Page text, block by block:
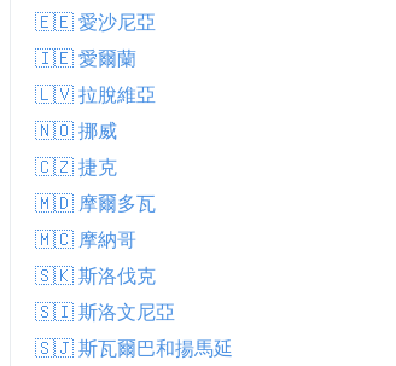
週四 6. 8月
🇪🇪 愛沙尼亞
🇮🇪 愛爾蘭
🇱🇻 拉脫維亞
🇳🇴 挪威
🇨🇿 捷克
🇲🇩 摩爾多瓦
🇲🇨 摩納哥
🇸🇰 斯洛伐克
🇸🇮 斯洛文尼亞
🇸🇯 斯瓦爾巴和揚馬延